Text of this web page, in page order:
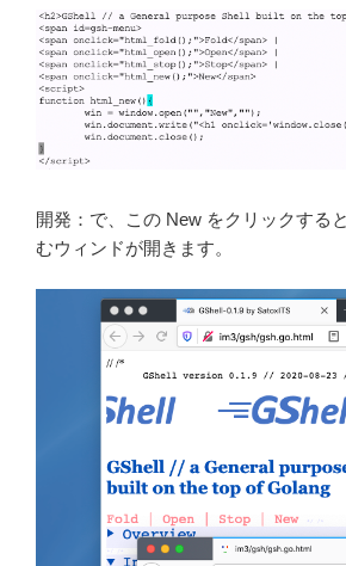
開発：で、この New をクリックする
むウィンドが開きます。